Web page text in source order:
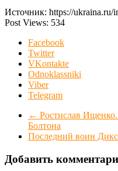
Источник: https://ukraina.ru/
Post Views: 534
Facebook
Twitter
VKontakte
Odnoklassniki
Viber
Telegram
← Ростислав
Болтона
Последний воин
Добавить